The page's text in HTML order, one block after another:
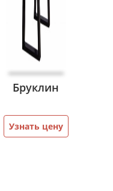
Бруклин
Узнать цену